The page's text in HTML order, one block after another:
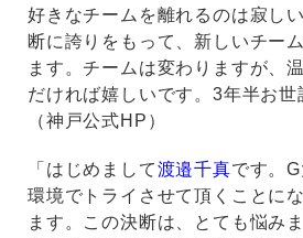
好きなチームを離れるのは寂し
断に誇りをもって、新しいチー
ます。チームは変わりますが、
だければ嬉しいです。3年半お世
（神戸公式HP）
「はじめまして渡邉千真です。
環境でトライさせて頂くことに
ます。この決断は、とても悩み